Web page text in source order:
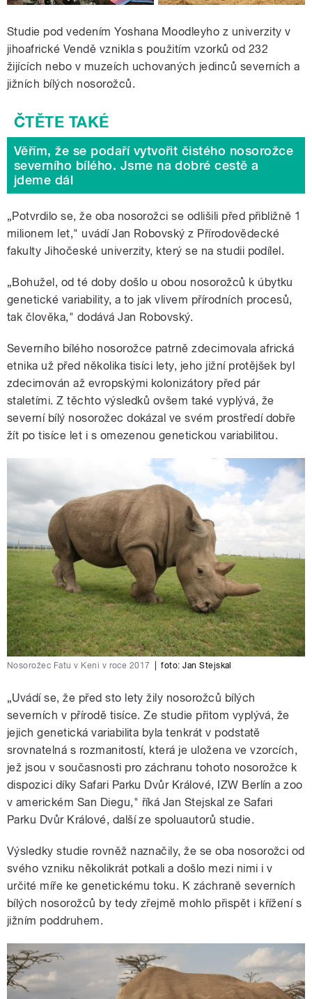
Studie pod vedením Yoshana Moodleyho z univerzity v
jihoafrické Vendě vznikla s použitím vzorků od 232
žijících nebo v muzeích uchovaných jedinců severních a
jižních bílých nosorožců.
Věřím, že se podaří vytvořit čistého nosorožce
severního bílého. Jsme na dobré cestě a
jdeme dál
„Potvrdilo se, že oba nosorožci se odlišili před přibližně 1
milionem let," uvádí Jan Robovský z Přírodovědecké
fakulty Jihočeské univerzity, který se na studii podílel.
„Bohužel, od té doby došlo u obou nosorožců k úbytku
genetické variability, a to jak vlivem přírodních procesů,
tak člověka," dodává Jan Robovský.
Severního bílého nosorožce patrně zdecimovala africká
etnika už před několika tisíci lety, jeho jižní protějšek byl
zdecimován až evropskými kolonizátory před pár
staletími. Z těchto výsledků ovšem také vyplývá, že
severní bílý nosorožec dokázal ve svém prostředí dobře
žít po tisíce let i s omezenou genetickou variabilitou.
Nosorožec Fatu v Keni v roce 2017 foto:Jan Stejskal
„Uvádí se, že před sto lety žily nosorožců bílých
severních v přírodě tisíce. Ze studie přitom vyplývá, že
jejich genetická variabilita byla tenkrát v podstatě
srovnatelná s rozmanitostí, která je uložena ve vzorcích,
jež jsou v současnosti pro záchranu tohoto nosorožce k
dispozici díky Safari Parku Dvůr Králové, IZW Berlín a zoo
v americkém San Diegu," říká Jan Stejskal ze Safari
Parku Dvůr Králové, další ze spoluautorů studie.
Výsledky studie rovněž naznačily, že se oba nosorožci od
svého vzniku několikrát potkali a došlo mezi nimi i v
určité míře ke genetickému toku. K záchraně severních
bílých nosorožců by tedy zřejmě mohlo přispět i křížení s
jižním poddruhem.